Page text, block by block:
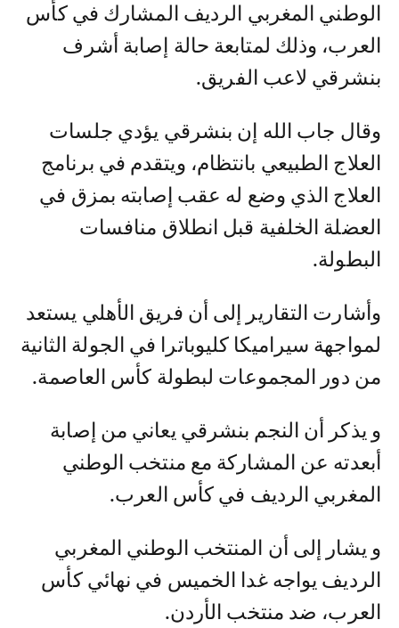
الوطني المغربي الرديف المشارك في كأس
العرب، وذلك لمتابعة حالة إصابة أشرف
بنشرقي لاعب الفريق.
وقال جاب الله إن بنشرقي يؤدي جلسات
العلاج الطبيعي بانتظام، ويتقدم في برنامج
العلاج الذي وضع له عقب إصابته بمزق في
العضلة الخلفية قبل انطلاق منافسات
البطولة.
وأشارت التقارير إلى أن فريق الأهلي يستعد
لمواجهة سيراميكا كليوباترا في الجولة الثانية
من دور المجموعات لبطولة كأس العاصمة.
و يذكر أن النجم بنشرقي يعاني من إصابة
أبعدته عن المشاركة مع منتخب الوطني
المغربي الرديف في كأس العرب.
و يشار إلى أن المنتخب الوطني المغربي
الرديف يواجه غدا الخميس في نهائي كأس
العرب، ضد منتخب الأردن.